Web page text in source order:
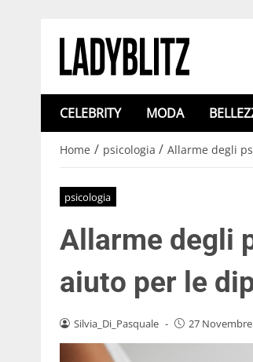
CELEBRITY MODA
Home / psicologia / Allarme degli
psicologia
Allarme degli
aiuto per le
Silvia_Di_Pasquale - 27